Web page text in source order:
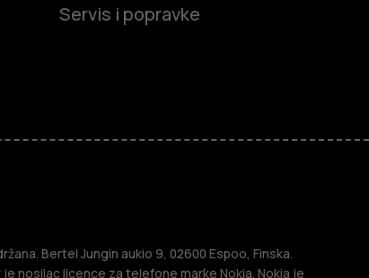
Servis i popravke
Bertel Jungin aukio 9, 02600 Espoo, Finska.
nosilac licence za telefone marke Nokia. Nokia je